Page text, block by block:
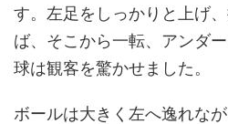
す。左足をしっかりと上げ
ば、そこから一転、アンダ
球は観客を驚かせました。
ボールは大きく左へ逸れな